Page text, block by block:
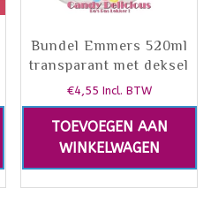
Bundel Emmers 520ml
transparant met deksel
€4,55 Incl. BTW
TOEVOEGEN AAN
WINKELWAGEN